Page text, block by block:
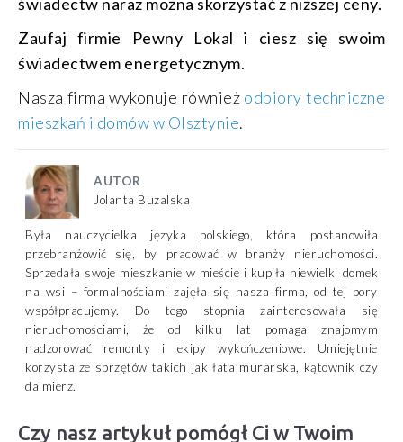
Zaufaj firmie Pewny Lokal i ciesz się swoim
świadectwem energetycznym.
Nasza firma wykonuje również odbiory techniczne
mieszkań i domów w Olsztynie.
AUTOR
Jolanta Buzalska
Była nauczycielka języka polskiego, która postanowiła
przebranżowić się, by pracować w branży nieruchomości.
Sprzedała swoje mieszkanie w mieście i kupiła niewielki domek
na wsi – formalnościami zajęła się nasza firma, od tej pory
współpracujemy. Do tego stopnia zainteresowała się
nieruchomościami, że od kilku lat pomaga znajomym
nadzorować remonty i ekipy wykończeniowe. Umiejętnie
korzysta ze sprzętów takich jak łata murarska, kątownik czy
dalmierz.
Czy nasz artykuł pomógł Ci w Twoim